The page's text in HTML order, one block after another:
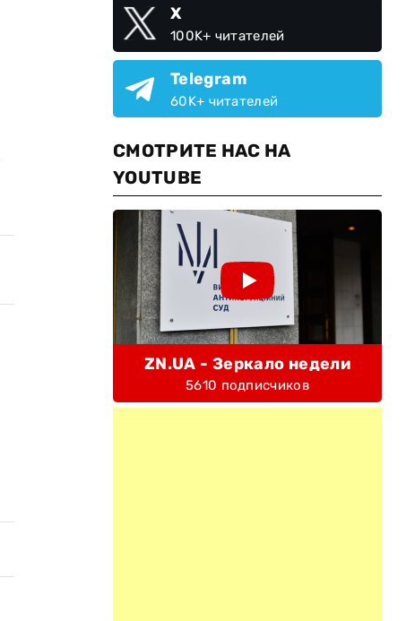
X
100K+ читателей
Telegram
60K+ читателей
СМОТРИТЕ НАС НА
YOUTUBE
ZN.UA - Зеркало недели
5610 подписчиков